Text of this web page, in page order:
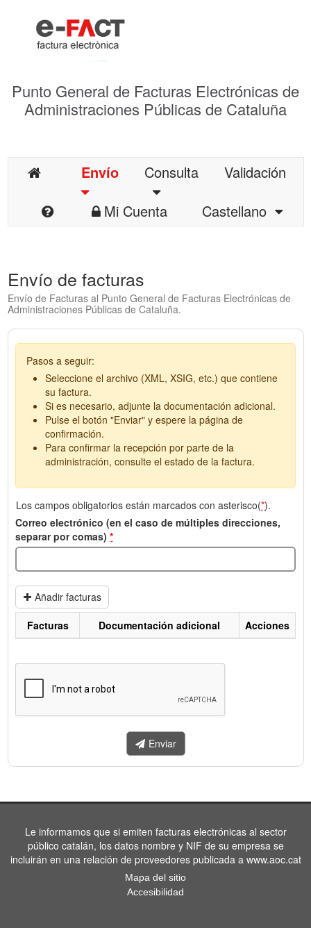
Punto General de Facturas Electrónicas de
Administraciones Públicas de Cataluña
Envío Consulta
Validación
Mi Cuenta
Castellano
Envío de facturas
Envío de Facturas al Punto General de Facturas Electrónicas de
Administraciones Públicas de Cataluña.
Pasos a seguir:
Seleccione el archivo (XML, XSIG, etc.) que contiene
su factura.
Si es necesario, adjunte la documentación adicional.
Pulse el botón "Enviar" y espere la página de
confirmación.
Para confirmar la recepción por parte de la
administración, consulte el estado de la factura.
Los campos obligatorios están marcados con asterisco(*).
Correo electrónico (en el caso de múltiples direcciones,
separar por comas) *
Añadir facturas
enviar.
Facturas Documentación adicional Acciones
Enviar
Le informamos que si emiten facturas electrónicas al sector
público catalán, los datos nombre y NIF de su empresa se
incluirán en una relación de proveedores publicada a www.aoc.cat
Mapa del sitio
Accesibilidad